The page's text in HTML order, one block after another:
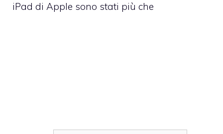
iPad di Apple sono stati più che